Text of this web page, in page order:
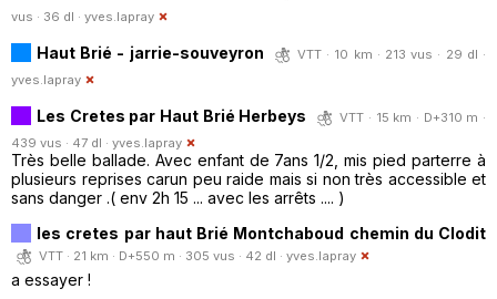
vus · 36 dl · yves.lapray
Haut Brié - jarrie-souveyron
VTT · 10 km · 213 vus · 29 dl ·
yves.lapray
Les Cretes par Haut Brié Herbeys
VTT · 15 km · D+310 m ·
439 vus · 47 dl · yves.lapray
Très belle ballade. Avec enfant de 7ans 1/2, mis pied parterre à
plusieurs reprises carun peu raide mais si non très accessible et
sans danger .( env 2h 15 ... avec les arrêts .... )
les cretes par haut Brié Montchaboud chemin du Clodit
VTT · 21 km · D+550 m · 305 vus · 42 dl · yves.lapray
a essayer !